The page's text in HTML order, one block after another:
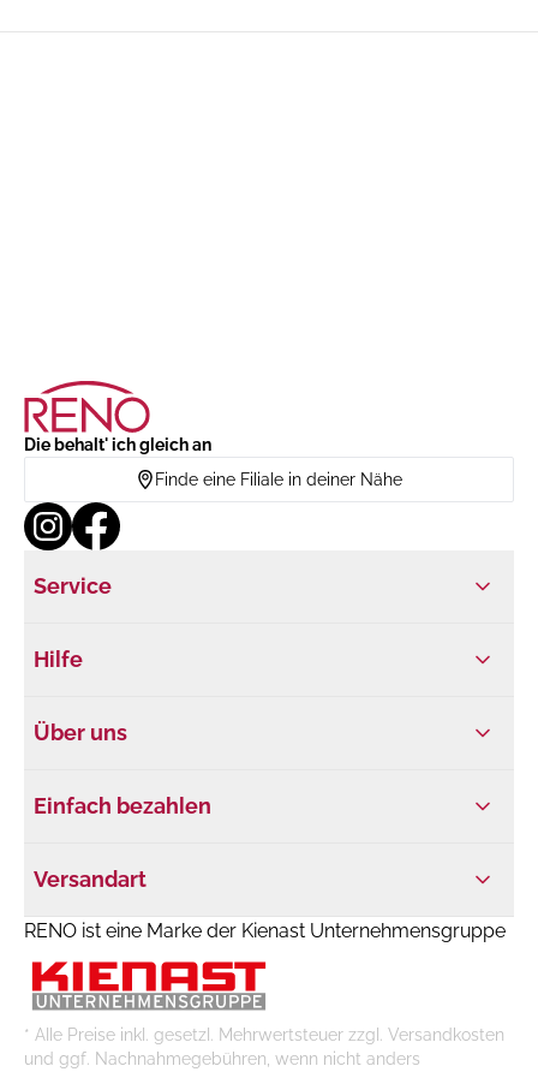
Die behalt' ich gleich an
Finde eine Filiale in deiner Nähe
Service
Hilfe
Über uns
Einfach bezahlen
Versandart
RENO ist eine Marke der Kienast Unternehmensgruppe
* Alle Preise inkl. gesetzl. Mehrwertsteuer zzgl. Versandkosten
und ggf. Nachnahmegebühren, wenn nicht anders